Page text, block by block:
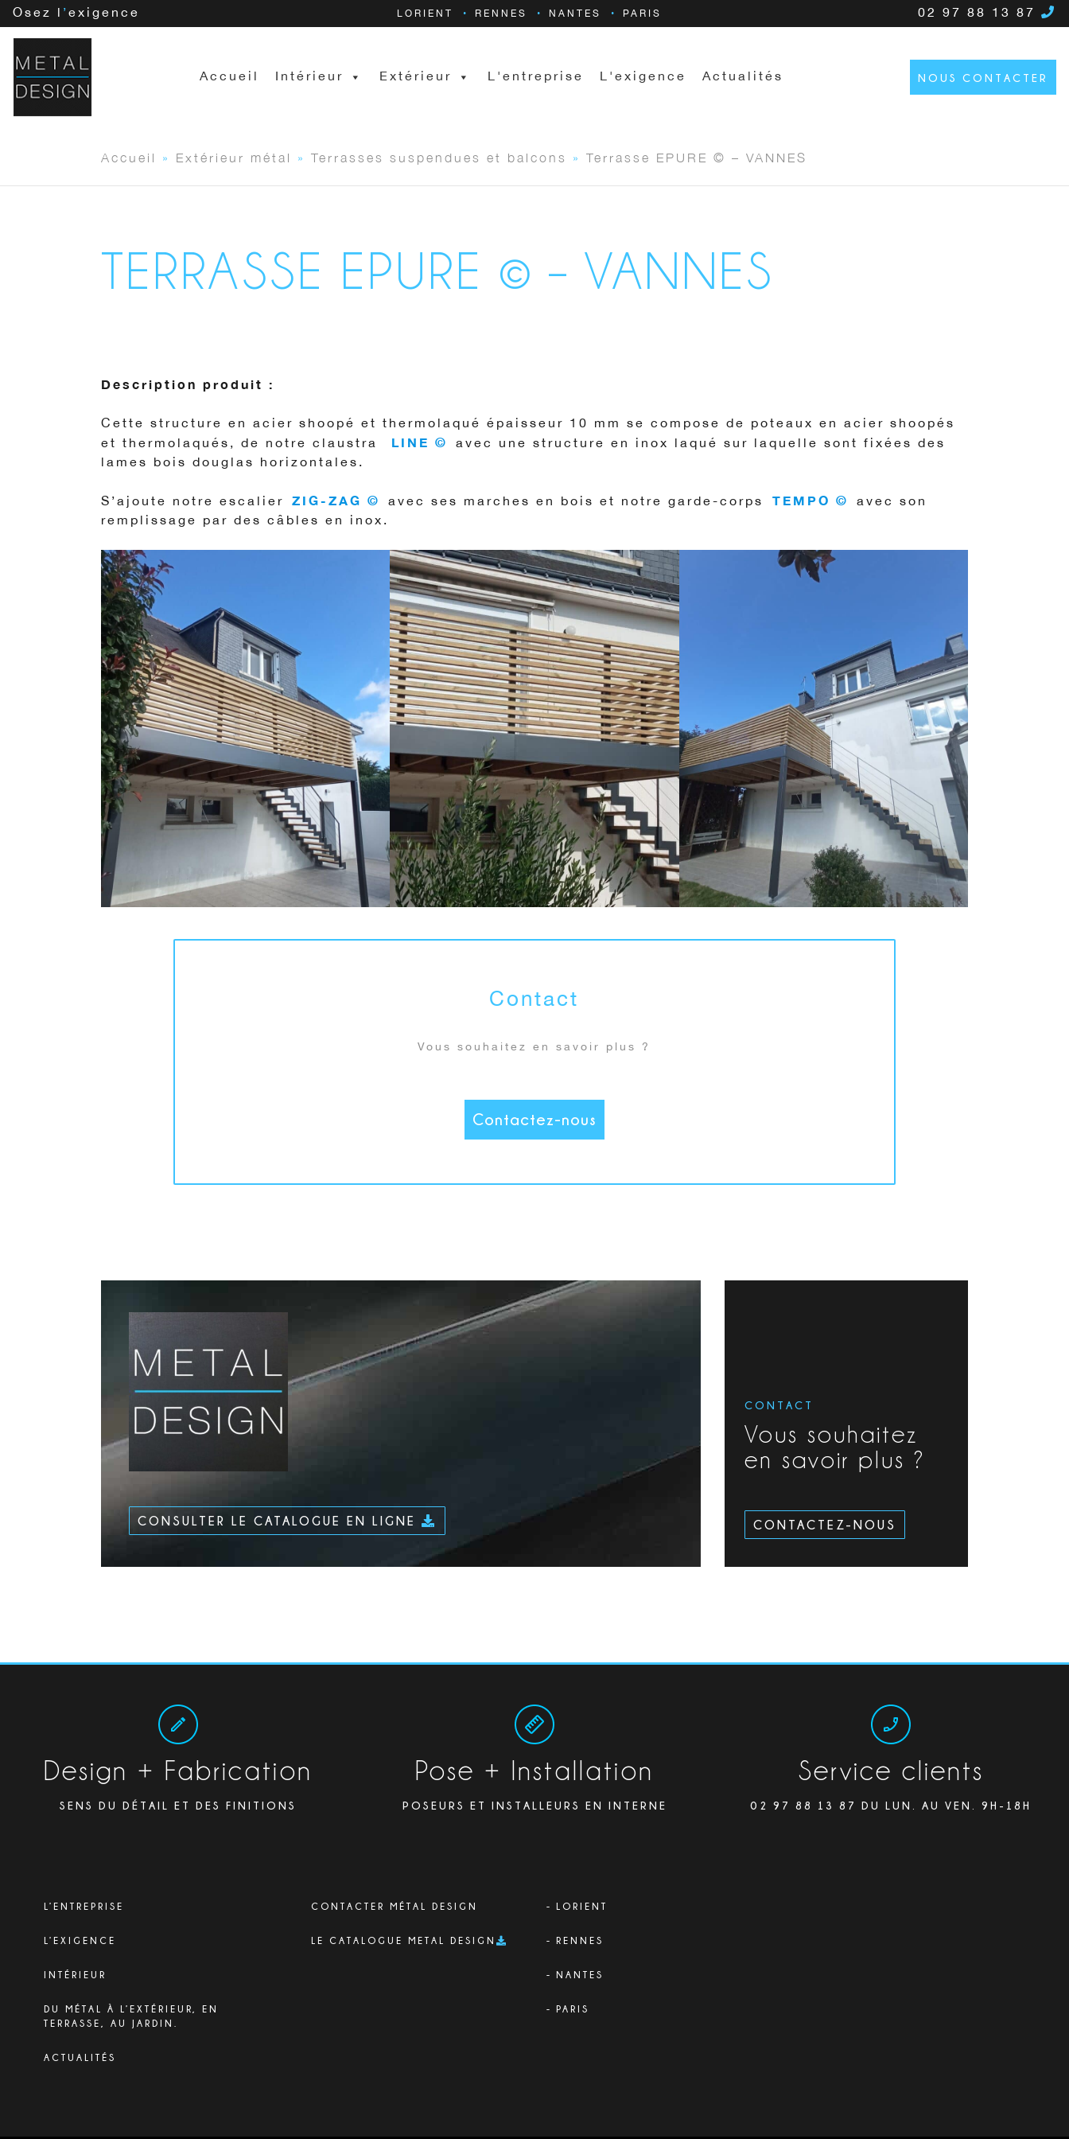
Osez l ’exigence LORIENT RENNES NANTES PARIS 02 97 88 13 87
Accueil Intérieur Extérieur L'entreprise L'exigence Actualités NOUS CONTACTER
Accueil » Extérieur métal » Terrasses suspendues et balcons » Terrasse EPURE © – VANNES
TERRASSE EPURE © – VANNES
Description produit :
Cette structure en acier shoopé et thermolaqué épaisseur 10 mm se compose de poteaux en acier shoopés
et thermolaqués, de notre claustra
LINE © avec une structure en inox laqué sur laquelle sont fixées des
lames bois douglas horizontales.
S’ajoute notre escalier ZIG-ZAG © avec ses marches en bois et notre garde-corps TEMPO © avec son
remplissage par des câbles en inox.
Contact
Vous souhaitez en savoir plus ?
Contactez-nous
CONSULTER LE CATALOGUE EN LIGNE
CONTACT
Vous souhaitez
en savoir plus ?
CONTACTEZ-NOUS
Design + Fabrication
SENS DU DÉTAIL ET DES FINITIONS
Pose + Installation
POSEURS ET INSTALLEURS EN INTERNE
Service clients
02 97 88 13 87 DU LUN. AU VEN. 9H-18H
L’ENTREPRISE
L’EXIGENCE
INTÉRIEUR
DU MÉTAL À L’EXTÉRIEUR, EN
TERRASSE, AU JARDIN.
ACTUALITÉS
CONTACTER MÉTAL DESIGN
LE CATALOGUE METAL DESIGN
LORIENT
RENNES
NANTES
PARIS